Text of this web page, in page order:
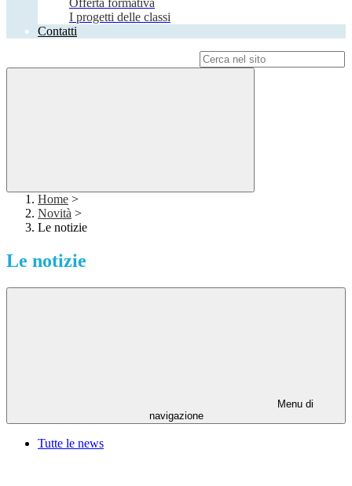
Offerta formativa
I progetti delle classi
Contatti
Home >
Novità >
Le notizie
Le notizie
Menu di
navigazione
Tutte le news